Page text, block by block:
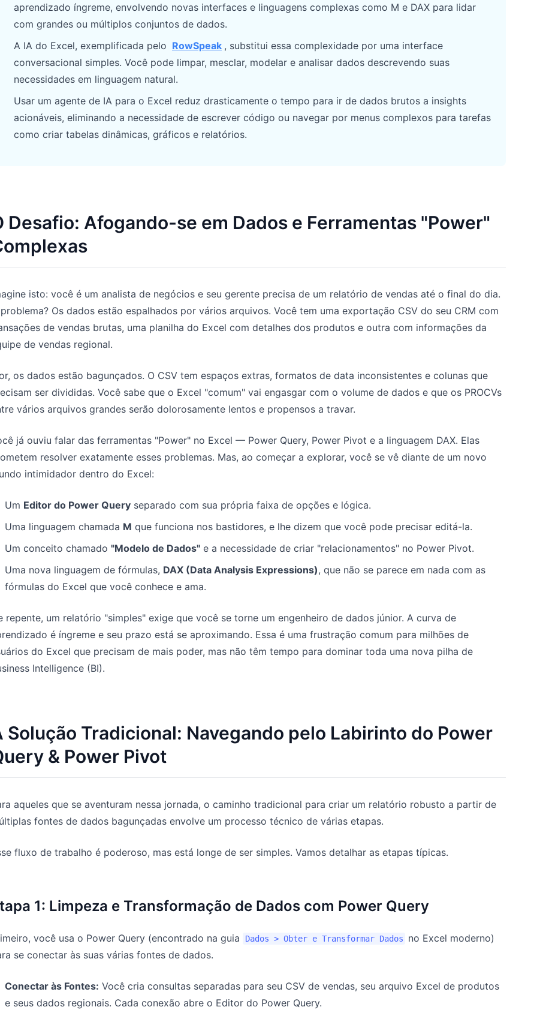
Gerencie pipeline, metas, previsões e
receita.
Projeto
entregas e estado.
Análises
Dashboards, revisões de KPI e análises
Prompts úteis para análise, relatórios e
limpeza de dados.
Comunidade
perguntas e aprenda com outros
utilizadores.
Início rápido
aprendizado íngreme, envolvendo novas interfaces e linguagens complexas como M e DAX para lidar
com grandes ou múltiplos conjuntos de dados.
A IA do Excel, exemplificada pelo RowSpeak , substitui essa complexidade por uma interface
conversacional simples. Você pode limpar, mesclar, modelar e analisar dados descrevendo suas
necessidades em linguagem natural.
Usar um agente de IA para o Excel reduz drasticamente o tempo para ir de dados brutos a insights
acionáveis, eliminando a necessidade de escrever código ou navegar por menus complexos para tarefas
como criar tabelas dinâmicas, gráficos e relatórios.
Desafio: Afogando-se em Dados e Ferramentas "Power"
isto: você é um analista de negócios e seu gerente precisa de um relatório de vendas até o final do dia.
Os dados estão espalhados por vários arquivos. Você tem uma exportação CSV do seu CRM com
de vendas brutas, uma planilha do Excel com detalhes dos produtos e outra com informações da
de vendas regional.
os dados estão bagunçados. O CSV tem espaços extras, formatos de data inconsistentes e colunas que
ser divididas. Você sabe que o Excel "comum" vai engasgar com o volume de dados e que os PROCVs
vários arquivos grandes serão dolorosamente lentos e propensos a travar.
já ouviu falar das ferramentas "Power" no Excel — Power Query, Power Pivot e a linguagem DAX. Elas
resolver exatamente esses problemas. Mas, ao começar a explorar, você se vê diante de um novo
intimidador dentro do Excel:
Um Editor do Power Query separado com sua própria faixa de opções e lógica.
Uma linguagem chamada M que funciona nos bastidores, e lhe dizem que você pode precisar editá-la.
Um conceito chamado "Modelo de Dados" e a necessidade de criar "relacionamentos" no Power Pivot.
Uma nova linguagem de fórmulas, DAX (Data Analysis Expressions), que não se parece em nada com as
fórmulas do Excel que você conhece e ama.
repente, um relatório "simples" exige que você se torne um engenheiro de dados júnior. A curva de
é íngreme e seu prazo está se aproximando. Essa é uma frustração comum para milhões de
do Excel que precisam de mais poder, mas não têm tempo para dominar toda uma nova pilha de
Intelligence (BI).
Solução Tradicional: Navegando pelo Labirinto do Power
& Power Pivot
aqueles que se aventuram nessa jornada, o caminho tradicional para criar um relatório robusto a partir de
fontes de dados bagunçadas envolve um processo técnico de várias etapas.
fluxo de trabalho é poderoso, mas está longe de ser simples. Vamos detalhar as etapas típicas.
1: Limpeza e Transformação de Dados com Power Query
você usa o Power Query (encontrado na guia Dados > Obter e Transformar Dados
no Excel moderno)
se conectar às suas várias fontes de dados.
Conectar às Fontes: Você cria consultas separadas para seu CSV de vendas, seu arquivo Excel de produtos
e seus dados regionais. Cada conexão abre o Editor do Power Query.